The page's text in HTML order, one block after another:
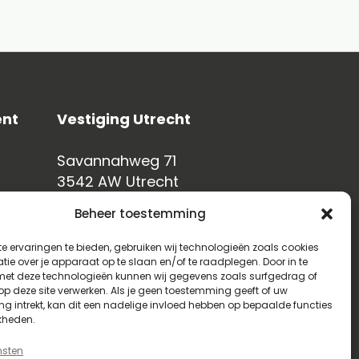
Beheer toestemming
ervaringen te bieden, gebruiken wij technologieën zoals cookies
over je apparaat op te slaan en/of te raadplegen. Door in te
deze technologieën kunnen wij gegevens zoals surfgedrag of
deze site verwerken. Als je geen toestemming geeft of uw
intrekt, kan dit een nadelige invloed hebben op bepaalde functies
Vestiging Utrecht
Savannahweg 71
3542 AW Utrecht
+31 (0)85 070 3750